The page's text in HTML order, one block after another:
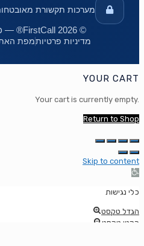
מערכות תקשורת
© 2026 FirstCall® — כל הזכויות שמורות
מדיניות פרטיותמפת
YOUR CART
Your cart is currently empty.
Return to Shop
Skip to content
כלי נגישות
הגדל טקסט
הקטן טקסט